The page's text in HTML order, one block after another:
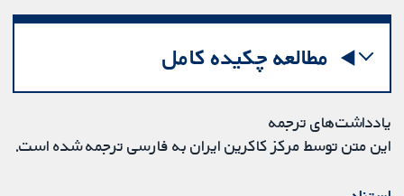
مطالعه چکیده کامل
یادداشت‌های ترجمه
این متن توسط مرکز کاکرین ایران به فارسی ترجمه شده است.